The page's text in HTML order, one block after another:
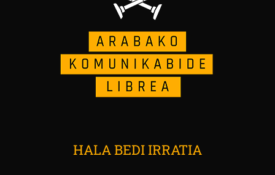
HALA BEDI IRRATIA